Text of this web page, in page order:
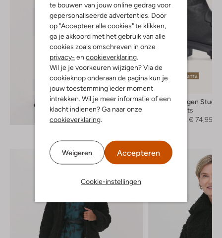
te bouwen van jouw online gedrag voor
gepersonaliseerde advertenties. Door
op "Accepteer alle cookies" te klikken,
ga je akkoord met het gebruik van alle
cookies zoals omschreven in onze
privacy- en cookieverklaring.
Wil je je voorkeuren wijzigen? Via de
cookieknop onderaan de pagina kun je
jouw toestemming ieder moment
intrekken. Wil je meer informatie of een
klacht indienen? Ga naar onze
cookieverklaring.
Weigeren Accepteren
Cookie-instellingen
Ontdek de look
Laatste items
Copenhagen
Enkelboots
€ 74,95